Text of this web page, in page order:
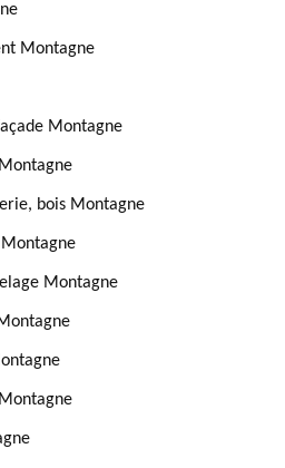
Montagne
Montagne
bois Montagne
Montagne